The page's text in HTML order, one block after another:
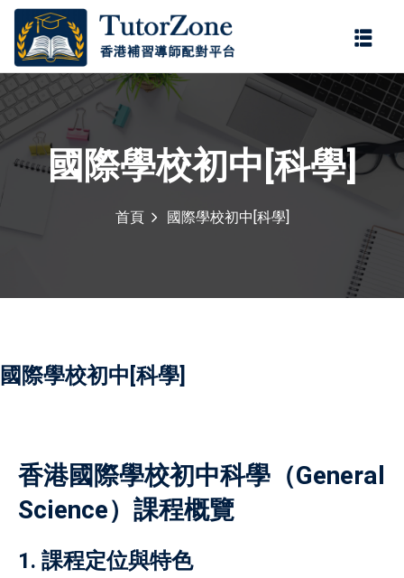
國際學校初中[科學]
首頁 國際學校初中[科學]
國際學校初中[科學]
香港國際學校初中科學（General
Science）課程概覽
1. 課程定位與特色
登錄